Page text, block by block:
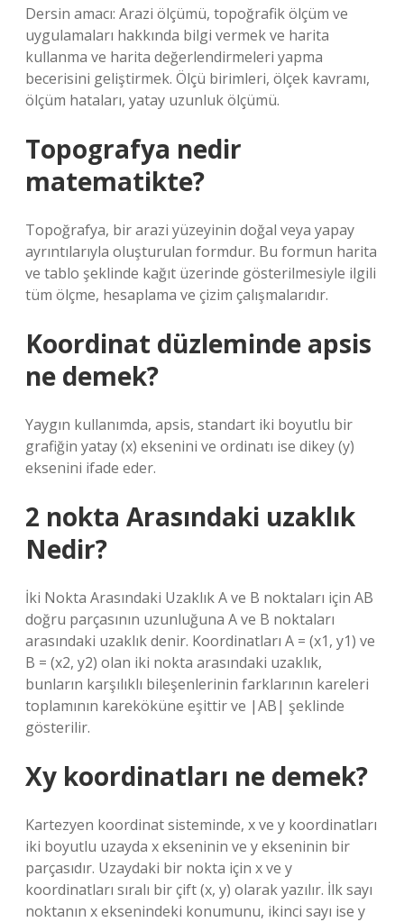
Dersin amacı: Arazi ölçümü, topoğrafik ölçüm ve
uygulamaları hakkında bilgi vermek ve harita
kullanma ve harita değerlendirmeleri yapma
becerisini geliştirmek. Ölçü birimleri, ölçek kavramı,
ölçüm hataları, yatay uzunluk ölçümü.
Topografya nedir
matematikte?
Topoğrafya, bir arazi yüzeyinin doğal veya yapay
ayrıntılarıyla oluşturulan formdur. Bu formun harita
ve tablo şeklinde kağıt üzerinde gösterilmesiyle ilgili
tüm ölçme, hesaplama ve çizim çalışmalarıdır.
Koordinat düzleminde apsis
ne demek?
Yaygın kullanımda, apsis, standart iki boyutlu bir
grafiğin yatay (x) eksenini ve ordinatı ise dikey (y)
eksenini ifade eder.
2 nokta Arasındaki uzaklık
Nedir?
İki Nokta Arasındaki Uzaklık A ve B noktaları için AB
doğru parçasının uzunluğuna A ve B noktaları
arasındaki uzaklık denir. Koordinatları A = (x1, y1) ve
B = (x2, y2) olan iki nokta arasındaki uzaklık,
bunların karşılıklı bileşenlerinin farklarının kareleri
toplamının kareköküne eşittir ve |AB| şeklinde
gösterilir.
Xy koordinatları ne demek?
Kartezyen koordinat sisteminde, x ve y koordinatları
iki boyutlu uzayda x ekseninin ve y ekseninin bir
parçasıdır. Uzaydaki bir nokta için x ve y
koordinatları sıralı bir çift (x, y) olarak yazılır. İlk sayı
noktanın x eksenindeki konumunu, ikinci sayı ise y